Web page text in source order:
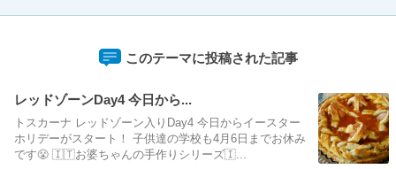
このテーマに投稿された記事
レッドゾーンDay4 今日から...
トスカーナ レッドゾーン入りDay4 今日からイースター
ホリデーがスタート！ 子供達の学校も4月6日までお休み
です😤 🇮🇹お婆ちゃんの手作りシリーズ🇮...